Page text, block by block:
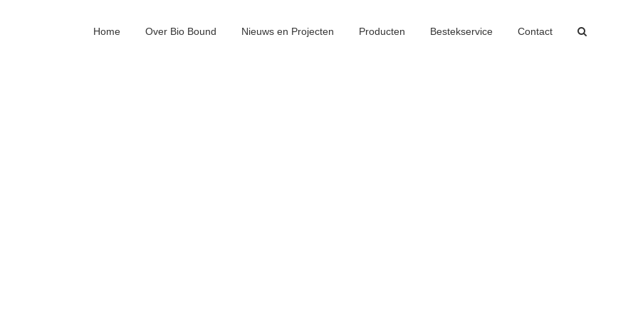
Home Over Bio Bound Nieuws en Projecten Producten Bestekservice Contact